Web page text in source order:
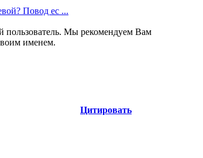
Повод ес ...
пользователь. Мы рекомендуем Вам
именем.
Цитировать